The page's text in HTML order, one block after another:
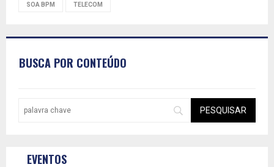
SOA BPM TELECOM
BUSCA POR CONTEÚDO
EVENTOS